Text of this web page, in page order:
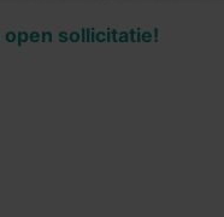
open sollicitatie!